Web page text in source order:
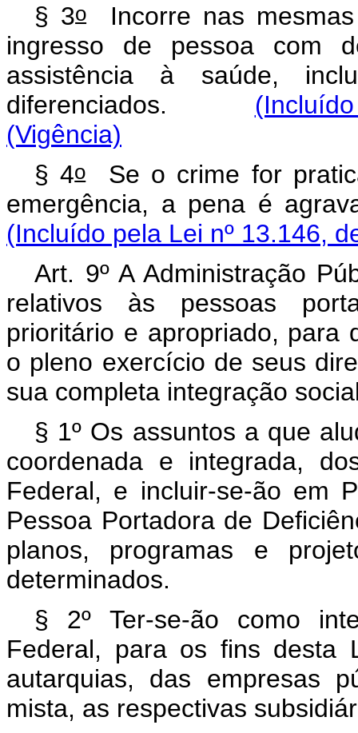
§ 3oIncorre nas mesmas
ingresso de pessoa com
assistência à saúde,
diferenciados.
(Vigência)
§ 4oSe o crime for
emergência, a pena é
(Incluído pela Lei nº 13.146,
Art. 9º A Administração
relativos às pessoas
prioritário e apropriado, para
o pleno exercício de seus
sua completa integração
§ 1º Os assuntos a que
coordenada e integrada,
Federal, e incluir-se-ão em
Pessoa Portadora de
planos, programas e
determinados.
§ 2º Ter-se-ão como
Federal, para os fins desta
autarquias, das empresas
mista, as respectivas